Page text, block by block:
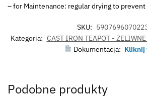
– for Maintenance: regular drying to
SKU:
Kategoria: CAST IRON TEAPOT -
Dokumentacja: Kliknij
Podobne produkty